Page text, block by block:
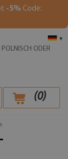
-5% Code:
▾
ODER
(0)